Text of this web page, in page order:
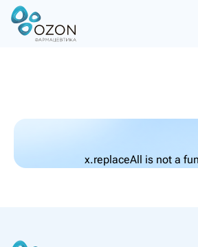
x.replaceAll is not a